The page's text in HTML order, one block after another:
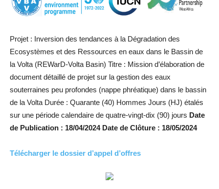
Projet : Inversion des tendances à la Dégradation des
Ecosystèmes et des Ressources en eaux dans le Bassin de
la Volta (REWarD-Volta Basin) Titre : Mission d’élaboration de
document détaillé de projet sur la gestion des eaux
souterraines peu profondes (nappe phréatique) dans le bassin
de la Volta Durée : Quarante (40) Hommes Jours (HJ) étalés
sur une période calendaire de quatre-vingt-dix (90) jours Date
de Publication : 18/04/2024 Date de Clôture : 18/05/2024
Télécharger le dossier d’appel d’offres